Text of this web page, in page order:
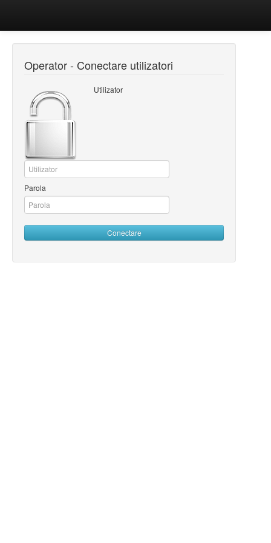
Operator - Conectare utilizatori
Utilizator
Parola
Conectare